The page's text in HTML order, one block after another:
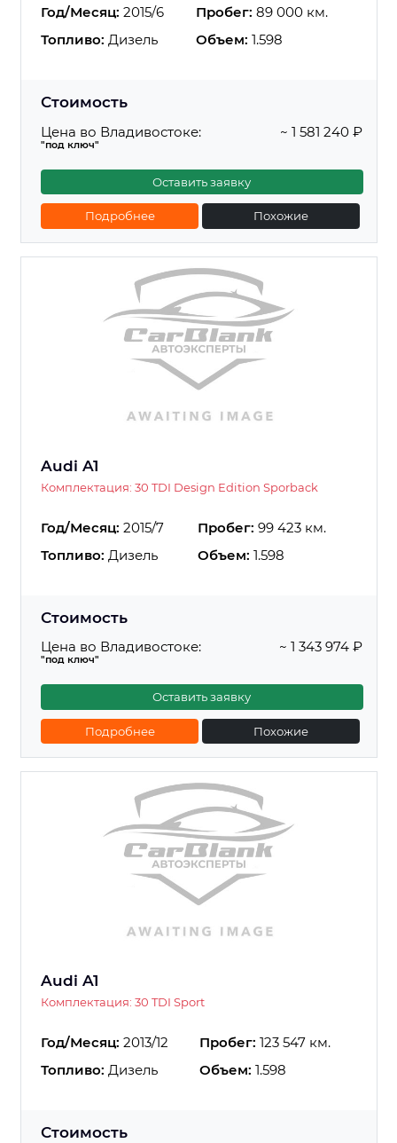
Год/Месяц: 2015/6 Пробег: 89 000 км.
Топливо: Дизель Объем: 1.598
Стоимость
Цена во Владивостоке:
"под ключ"
~ 1 581 240 ₽
Оставить заявку
Подробнее Похожие
Audi A1
Комплектация: 30 TDI Design Edition Sporback
Год/Месяц: 2015/7 Пробег: 99 423 км.
Топливо: Дизель Объем: 1.598
Стоимость
Цена во Владивостоке:
"под ключ"
~ 1 343 974 ₽
Оставить заявку
Подробнее Похожие
Audi A1
Комплектация: 30 TDI Sport
Год/Месяц: 2013/12 Пробег: 123 547 км.
Топливо: Дизель Объем: 1.598
Стоимость